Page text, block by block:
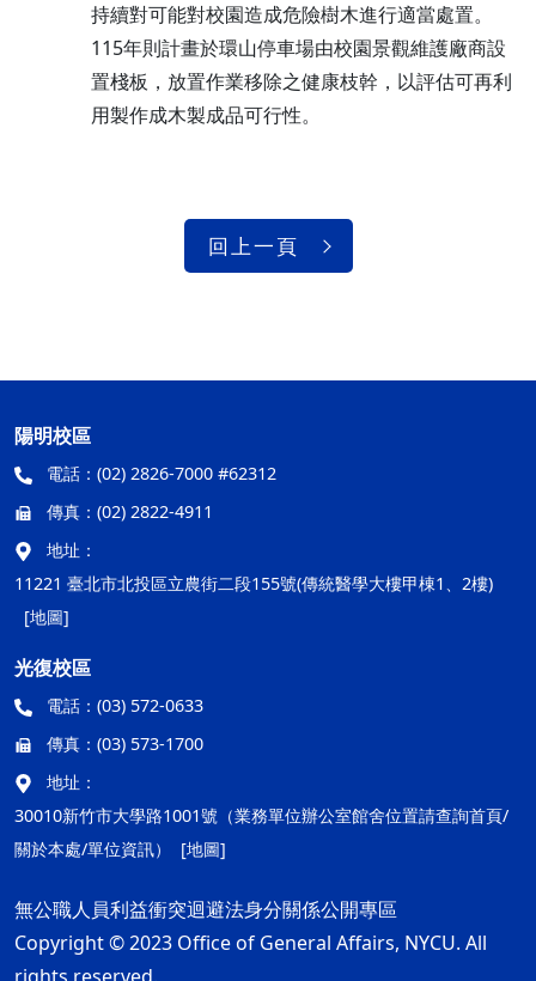
持續對可能對校園造成危險樹木進行適當處置。
115年則計畫於環山停車場由校園景觀維護廠商設
置棧板，放置作業移除之健康枝幹，以評估可再利
用製作成木製成品可行性。
回上一頁
陽明校區
電話： (02) 2826-7000 #62312
傳真： (02) 2822-4911
地址：
11221 臺北市北投區立農街二段155號(傳統醫學大樓甲棟1、2樓)
[地圖]
光復校區
電話： (03) 572-0633
傳真： (03) 573-1700
地址：
30010新竹市大學路1001號（業務單位辦公室館舍位置請查詢首頁/
關於本處/單位資訊）
[地圖]
無公職人員利益衝突迴避法身分關係公開專區
Copyright © 2023 Office of General Affairs, NYCU. All